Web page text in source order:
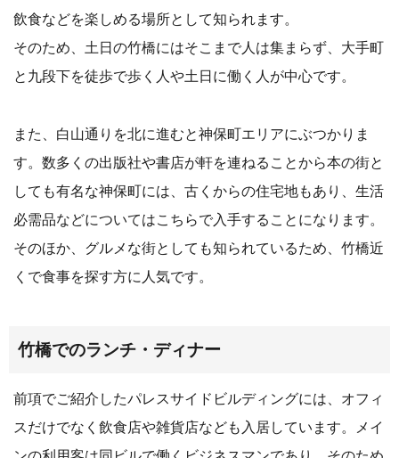
飲食などを楽しめる場所として知られます。
そのため、土日の竹橋にはそこまで人は集まらず、大手町
と九段下を徒歩で歩く人や土日に働く人が中心です。
また、白山通りを北に進むと神保町エリアにぶつかりま
す。数多くの出版社や書店が軒を連ねることから本の街と
しても有名な神保町には、古くからの住宅地もあり、生活
必需品などについてはこちらで入手することになります。
そのほか、グルメな街としても知られているため、竹橋近
くで食事を探す方に人気です。
竹橋でのランチ・ディナー
前項でご紹介したパレスサイドビルディングには、オフィ
スだけでなく飲食店や雑貨店なども入居しています。メイ